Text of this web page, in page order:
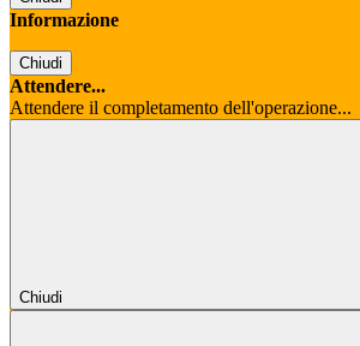
Informazione
Chiudi
Attendere...
Attendere il completamento dell'operazione...
Chiudi